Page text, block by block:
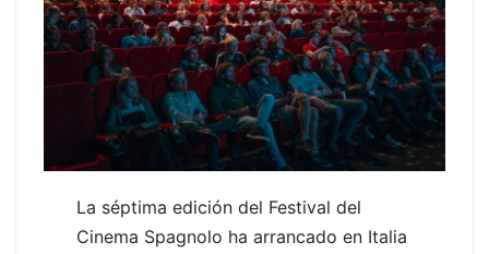
La séptima edición del Festival del
Cinema Spagnolo ha arrancado en Italia